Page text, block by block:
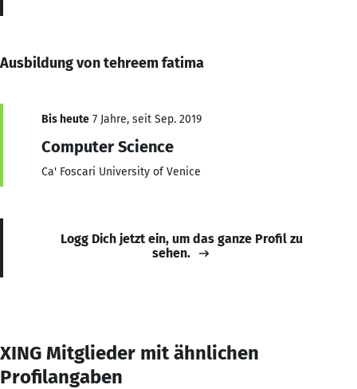
Ausbildung von tehreem fatima
Bis heute 7 Jahre, seit Sep. 2019
Computer Science
Ca' Foscari University of Venice
Logg Dich jetzt ein, um das ganze Profil zu
sehen.
XING Mitglieder mit ähnlichen
Profilangaben